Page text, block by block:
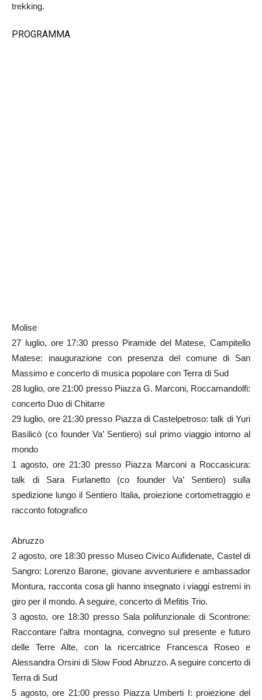
trekking.
PROGRAMMA
Molise
27 luglio, ore 17:30 presso Piramide del Matese, Campitello
Matese: inaugurazione con presenza del comune di San
Massimo e concerto di musica popolare con Terra di Sud
28 luglio, ore 21:00 presso Piazza G. Marconi, Roccamandolfi:
concerto Duo di Chitarre
29 luglio, ore 21:30 presso Piazza di Castelpetroso: talk di Yuri
Basilicò (co founder Va’ Sentiero) sul primo viaggio intorno al
mondo
1 agosto, ore 21:30 presso Piazza Marconi a Roccasicura:
talk di Sara Furlanetto (co founder Va’ Sentiero) sulla
spedizione lungo il Sentiero Italia, proiezione cortometraggio e
racconto fotografico
Abruzzo
2 agosto, ore 18:30 presso Museo Civico Aufidenate, Castel di
Sangro: Lorenzo Barone, giovane avventuriere e ambassador
Montura, racconta cosa gli hanno insegnato i viaggi estremi in
giro per il mondo. A seguire, concerto di Mefitis Trio.
3 agosto, ore 18:30 presso Sala polifunzionale di Scontrone:
Raccontare l’altra montagna, convegno sul presente e futuro
delle Terre Alte, con la ricercatrice Francesca Roseo e
Alessandra Orsini di Slow Food Abruzzo. A seguire concerto di
Terra di Sud
5 agosto, ore 21:00 presso Piazza Umberti I: proiezione del